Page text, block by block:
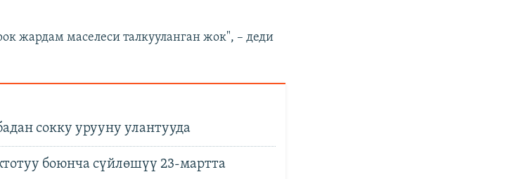
жардам маселеси талкууланган жок", – деди
сокку урууну улантууда
боюнча сүйлөшүү 23-мартта